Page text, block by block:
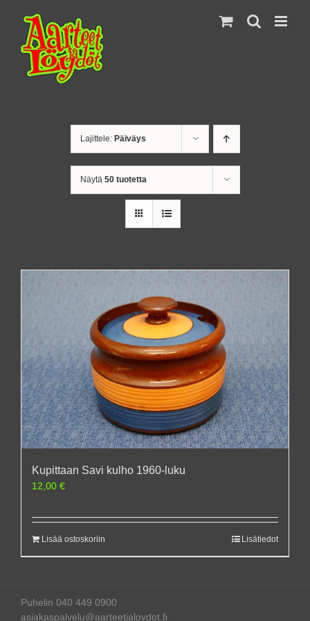
content
Lajittele: Päiväys
Näytä 50 tuotetta
Kupittaan Savi kulho 1960-luku
12,00 €
Lisää ostoskoriin Lisätiedot
Puhelin 040 449 0900
asiakaspalvelu@aarteetjaloydot.fi